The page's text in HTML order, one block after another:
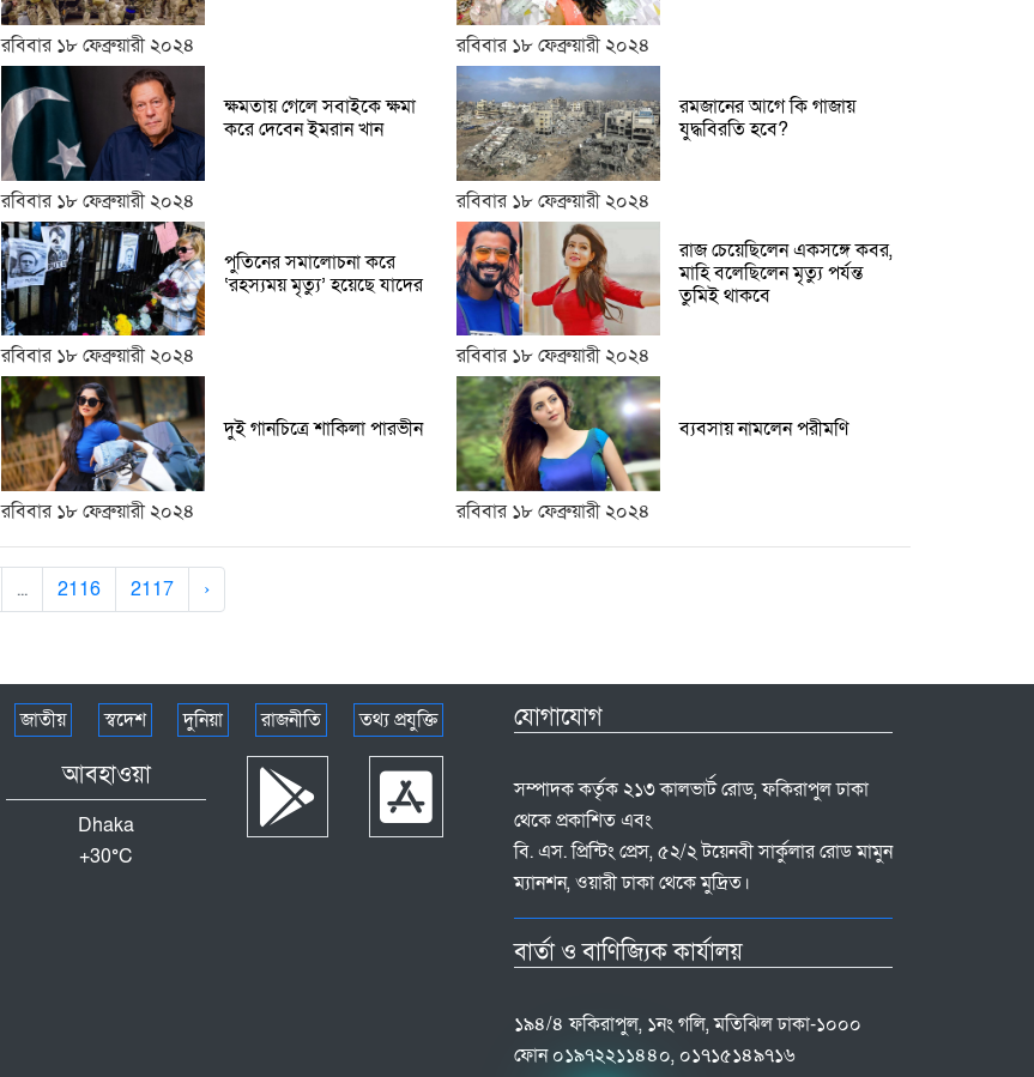
রবিবার ১৮ ফেব্রুয়ারী ২০২৪
রবিবার ১৮ ফেব্রুয়ারী ২০২৪
ক্ষমতায় গেলে সবাইকে ক্ষমা
করে দেবেন ইমরান খান
রবিবার ১৮ ফেব্রুয়ারী ২০২৪
রমজানের আগে কি গাজায়
যুদ্ধবিরতি হবে?
রবিবার ১৮ ফেব্রুয়ারী ২০২৪
পুতিনের সমালোচনা করে
‘রহস্যময় মৃত্যু’ হয়েছে যাদের
রবিবার ১৮ ফেব্রুয়ারী ২০২৪
রাজ চেয়েছিলেন একসঙ্গে কবর,
মাহি বলেছিলেন মৃত্যু পর্যন্ত
তুমিই থাকবে
রবিবার ১৮ ফেব্রুয়ারী ২০২৪
দুই গানচিত্রে শাকিলা পারভীন
রবিবার ১৮ ফেব্রুয়ারী ২০২৪
ব্যবসায় নামলেন পরীমণি
রবিবার ১৮ ফেব্রুয়ারী ২০২৪
... 2116 2117 ›
জাতীয় স্বদেশ দুনিয়া রাজনীতি তথ্য প্রযুক্তি
আবহাওয়া
Dhaka
+30°C
যোগাযোগ
সম্পাদক কর্তৃক ২১৩ কালভার্ট রোড, ফকিরাপুল ঢাকা
থেকে প্রকাশিত এবং
বি. এস. প্রিন্টিং প্রেস, ৫২/২ টয়েনবী সার্কুলার রোড মামুন
ম্যানশন, ওয়ারী ঢাকা থেকে মুদ্রিত।
বার্তা ও বাণিজ্যিক কার্যালয়
১৯৪/৪ ফকিরাপুল, ১নং গলি, মতিঝিল ঢাকা-১০০০
ফোন ০১৯৭২২১১৪৪০, ০১৭১৫১৪৯৭১৬